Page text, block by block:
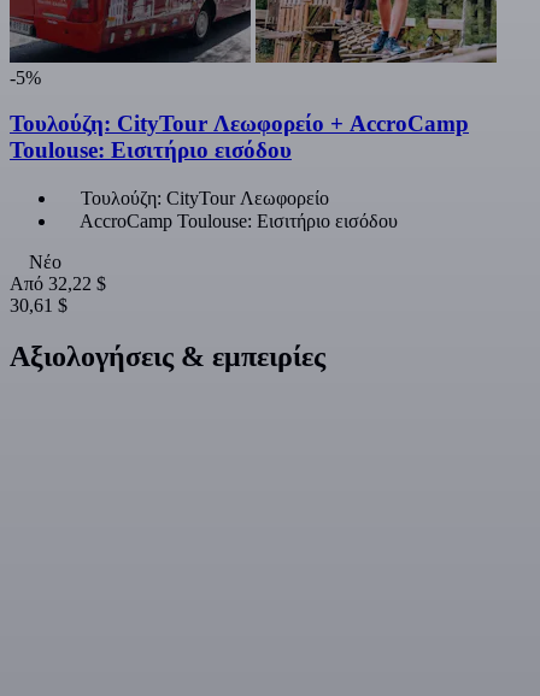
-5%
Τουλούζη: CityTour Λεωφορείο + AccroCamp
Toulouse: Εισιτήριο εισόδου
Τουλούζη: CityTour Λεωφορείο
AccroCamp Toulouse: Εισιτήριο εισόδου
Νέο
Από 32,22 $
30,61 $
Αξιολογήσεις & εμπειρίες